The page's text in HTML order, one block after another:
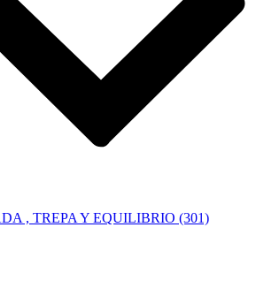
, TREPA Y EQUILIBRIO (301)